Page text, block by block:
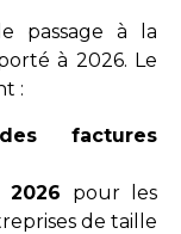
passage à la
à 2026. Le
:
factures
2026 pour les
de taille